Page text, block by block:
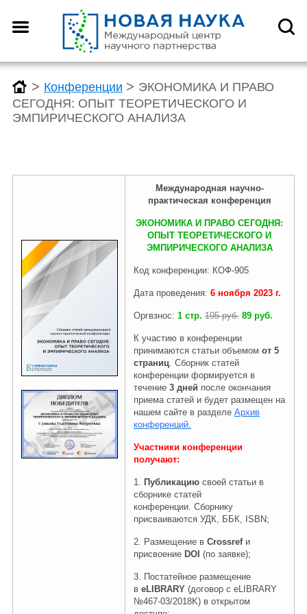
Назад
О центре
статью для публикации
Отзывы
Редколлегия
Правовая информация
Назад
Конференции
Заявка (регистрация) на
Архив конференций 2026
2025-2019
Назад
Монографии
Архив монографий 2026
2025-2019
Назад
Конкурсы
Заявка (регистрация) на
Архив конкурсов 2026
2025-2019
> Конференции > ЭКОНОМИКА И ПРАВО
СЕГОДНЯ: ОПЫТ ТЕОРЕТИЧЕСКОГО И
ЭМПИРИЧЕСКОГО АНАЛИЗА
Международная научно-
практическая конференция
ЭКОНОМИКА И ПРАВО СЕГОДНЯ:
ОПЫТ ТЕОРЕТИЧЕСКОГО И
ЭМПИРИЧЕСКОГО АНАЛИЗА
Код конференции: КОФ-905
Дата проведения: 6 ноября 2023г.
Оргвзнос: 1 стр. 195 руб. 89 руб.
К участию в конференции
принимаются статьи объемом от 5
страниц. Сборник статей
конференции формируется в
течение3 дней после окончания
приема статей и будет размещен на
нашем сайте в разделе Архив
конференций.
Участники конференции
получают:
1. Публикациюсвоей статьи в
сборнике статей
конференции. Сборнику
присваиваются УДК, ББК, ISBN;
2. Размещение в Crossref и
присвоение DOI (по заявке);
3. Постатейное размещение
в eLIBRARY (договор с eLIBRARY
№467-03/2018K) в открытом